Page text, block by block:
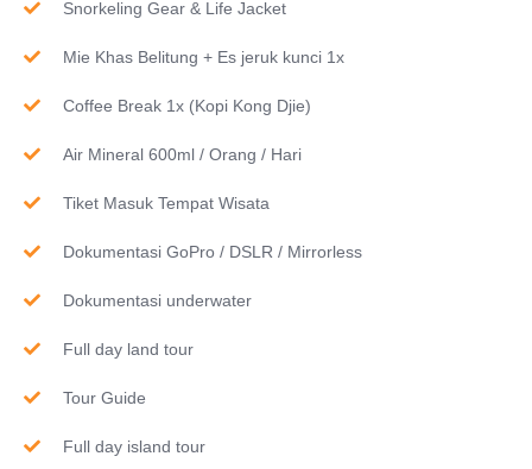
Snorkeling Gear & Life Jacket
Mie Khas Belitung + Es jeruk kunci 1x
Coffee Break 1x (Kopi Kong Djie)
Air Mineral 600ml / Orang / Hari
Tiket Masuk Tempat Wisata
Dokumentasi GoPro / DSLR / Mirrorless
Dokumentasi underwater
Full day land tour
Tour Guide
Full day island tour